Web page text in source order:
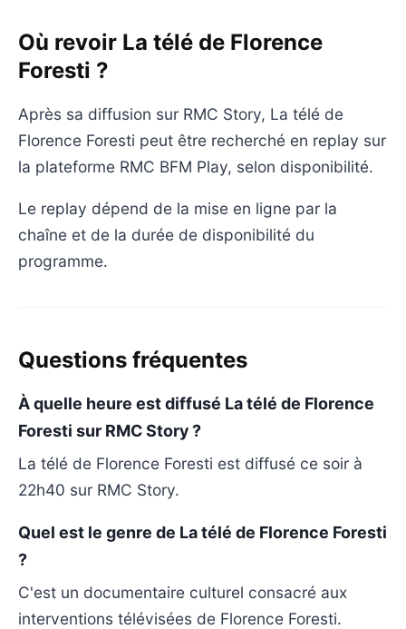
Où revoir La télé de Florence
Foresti ?
Après sa diffusion sur RMC Story, La télé de
Florence Foresti peut être recherché en replay sur
la plateforme RMC BFM Play, selon disponibilité.
Le replay dépend de la mise en ligne par la
chaîne et de la durée de disponibilité du
programme.
Questions fréquentes
À quelle heure est diffusé La télé de Florence
Foresti sur RMC Story ?
La télé de Florence Foresti est diffusé ce soir à
22h40 sur RMC Story.
Quel est le genre de La télé de Florence Foresti
?
C'est un documentaire culturel consacré aux
interventions télévisées de Florence Foresti.